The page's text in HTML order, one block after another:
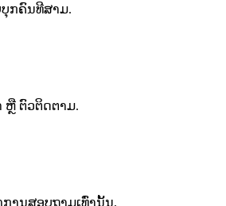
ກຄົນທີສາມ.
ຫຼື ຕົວຕິດຕາມ.
ການສອບຖາມເທົ່ານັ້ນ.